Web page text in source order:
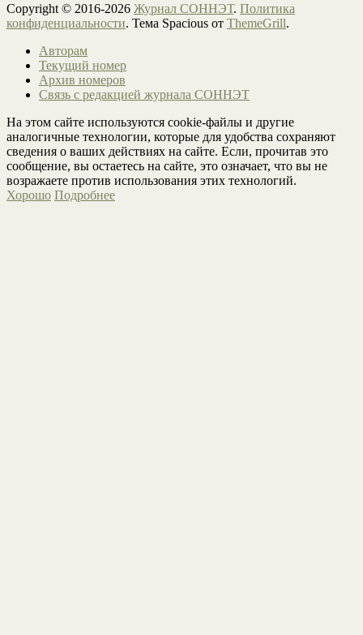
Copyright © 2016-2026 Журнал СОННЭТ. Политика
конфиденциальности. Тема Spacious от ThemeGrill.
Авторам
Текущий номер
Архив номеров
Связь с редакцией журнала СОННЭТ
На этом сайте используются cookie-файлы и другие
аналогичные технологии, которые для удобства сохраняют
сведения о ваших действиях на сайте. Если, прочитав это
сообщение, вы остаетесь на сайте, это означает, что вы не
возражаете против использования этих технологий.
Хорошо Подробнее